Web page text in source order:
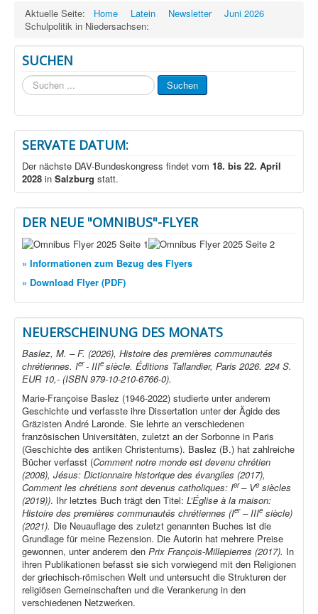
Aktuelle Seite:
Home Latein Newsletter
Juni 2026
Schulpolitik in Niedersachsen:
SUCHEN
Suchen
...
Suchen
SERVATE DATUM:
Der nächste DAV-Bundeskongress findet vom 18. bis 22. April
2028 in Salzburg statt.
DER NEUE "OMNIBUS"-FLYER
» Informationen zum Bezug des Flyers
» Download Flyer (PDF)
NEUERSCHEINUNG DES MONATS
Baslez, M. – F. (2026), Histoire des premières communautés
chrétiennes. Ier- IIIe siècle. Éditions Tallandier, Paris 2026. 224 S.
EUR 10,- (ISBN 979-10-210-6766-0).
Marie-Françoise Baslez (1946-2022) studierte unter anderem
Geschichte und verfasste ihre Dissertation unter der Ägide des
Gräzisten André Laronde. Sie lehrte an verschiedenen
französischen Universitäten, zuletzt an der Sorbonne in Paris
(Geschichte des antiken Christentums). Baslez (B.) hat zahlreiche
Bücher verfasst (Comment notre monde est devenu chrétien
(2008), Jésus: Dictionnaire historique des évangiles (2017),
Comment les chrétiens sont devenus catholiques: Ier– Ve siècles
(2019)). Ihr letztes Buch trägt den Titel: L’Église à la maison:
Histoire des premières communautés chrétiennes (Ier– IIIe siècle)
(2021). Die Neuauflage des zuletzt genannten Buches ist die
Grundlage für meine Rezension. Die Autorin hat mehrere Preise
gewonnen, unter anderem den Prix François-Millepierres (2017). In
ihren Publikationen befasst sie sich vorwiegend mit den Religionen
der griechisch-römischen Welt und untersucht die Strukturen der
religiösen Gemeinschaften und die Verankerung in den
verschiedenen Netzwerken.